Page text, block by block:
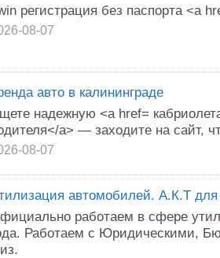
регистрация без паспорта <a
08-07
авто в калининграде
надежную <a href=
a> — заходите на сайт,
08-07
автомобилей. А.К.Т
работаем в сфере
Работаем с Юридическими,